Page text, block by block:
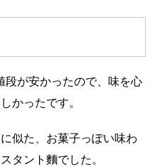
段が安かったので、味を心
かったです。
似た、お菓子っぽい味わ
タント麵でした。